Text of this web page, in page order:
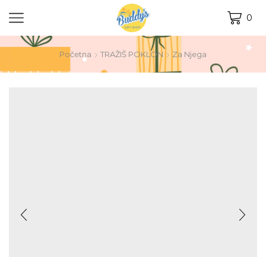
0
Početna TRAŽIŠ POKLON Za Njega